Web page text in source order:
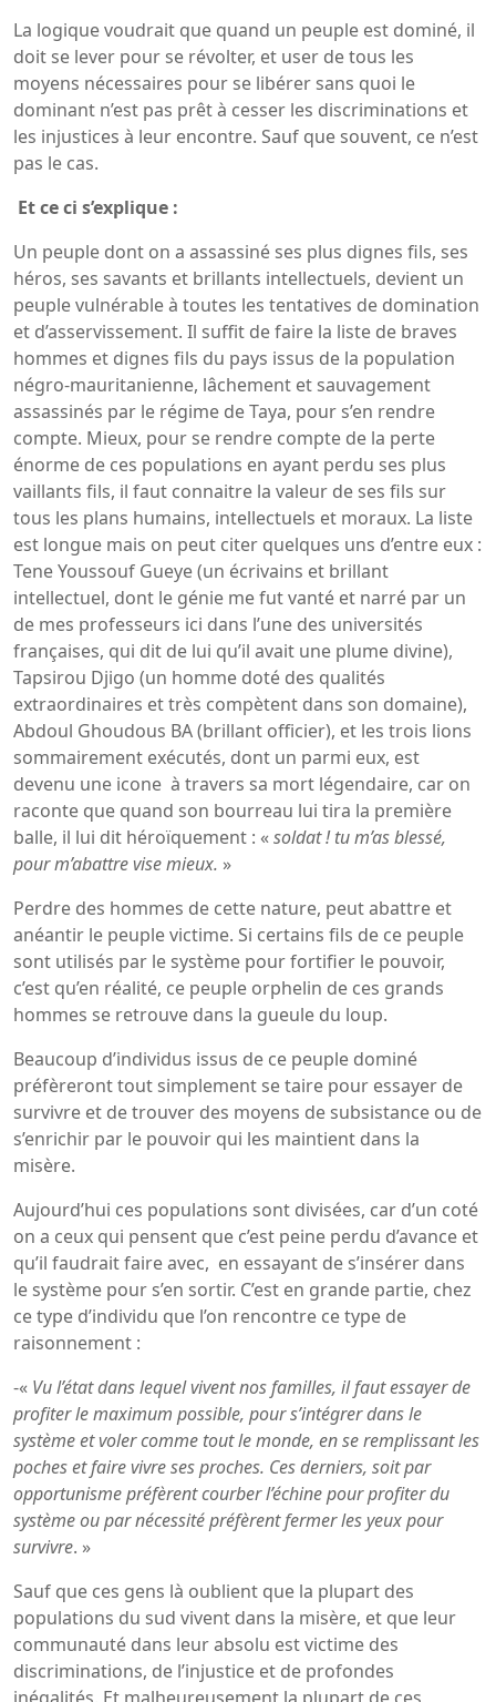
La logique voudrait que quand un peuple est dominé, il
doit se lever pour se révolter, et user de tous les
moyens nécessaires pour se libérer sans quoi le
dominant n’est pas prêt à cesser les discriminations et
les injustices à leur encontre. Sauf que souvent, ce n’est
pas le cas.
Et ce ci s’explique :
Un peuple dont on a assassiné ses plus dignes fils, ses
héros, ses savants et brillants intellectuels, devient un
peuple vulnérable à toutes les tentatives de domination
et d’asservissement. Il suffit de faire la liste de braves
hommes et dignes fils du pays issus de la population
négro-mauritanienne, lâchement et sauvagement
assassinés par le régime de Taya, pour s’en rendre
compte. Mieux, pour se rendre compte de la perte
énorme de ces populations en ayant perdu ses plus
vaillants fils, il faut connaitre la valeur de ses fils sur
tous les plans humains, intellectuels et moraux. La liste
est longue mais on peut citer quelques uns d’entre eux :
Tene Youssouf Gueye (un écrivains et brillant
intellectuel, dont le génie me fut vanté et narré par un
de mes professeurs ici dans l’une des universités
françaises, qui dit de lui qu’il avait une plume divine),
Tapsirou Djigo (un homme doté des qualités
extraordinaires et très compètent dans son domaine),
Abdoul Ghoudous BA (brillant officier), et les trois lions
sommairement exécutés, dont un parmi eux, est
devenu une icone à travers sa mort légendaire, car on
raconte que quand son bourreau lui tira la première
balle, il lui dit héroïquement : «soldat ! tu m’as blessé,
pour m’abattre vise mieux. »
Perdre des hommes de cette nature, peut abattre et
anéantir le peuple victime. Si certains fils de ce peuple
sont utilisés par le système pour fortifier le pouvoir,
c’est qu’en réalité, ce peuple orphelin de ces grands
hommes se retrouve dans la gueule du loup.
Beaucoup d’individus issus de ce peuple dominé
préfèreront tout simplement se taire pour essayer de
survivre et de trouver des moyens de subsistance ou de
s’enrichir par le pouvoir qui les maintient dans la
misère.
Aujourd’hui ces populations sont divisées, car d’un coté
on a ceux qui pensent que c’est peine perdu d’avance et
qu’il faudrait faire avec, en essayant de s’insérer dans
le système pour s’en sortir. C’est en grande partie, chez
ce type d’individu que l’on rencontre ce type de
raisonnement :
-« Vu l’état dans lequel vivent nos familles, il faut essayer de
profiter le maximum possible, pour s’intégrer dans le
système et voler comme tout le monde, en se remplissant les
poches et faire vivre ses proches. Ces derniers, soit par
opportunisme préfèrent courber l’échine pour profiter du
système ou par nécessité préfèrent fermer les yeux pour
survivre. »
Sauf que ces gens là oublient que la plupart des
populations du sud vivent dans la misère, et que leur
communauté dans leur absolu est victime des
discriminations, de l’injustice et de profondes